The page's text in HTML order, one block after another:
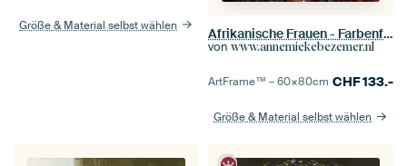
Größe & Material selbst wählen
Afrikanische Frauen - Farbenfroh - Traditionell - Luxuriös
von www.annemiekebezemer.nl
ArtFrame™ –60×80cm CHF133.-
Größe & Material selbst wählen